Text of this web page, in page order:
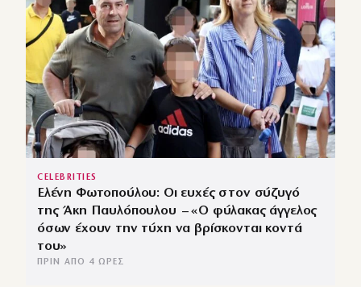
CELEBRITIES
Ελένη Φωτοπούλου: Οι ευχές στον σύζυγό
της Άκη Παυλόπουλου – «Ο φύλακας άγγελος
όσων έχουν την τύχη να βρίσκονται κοντά
του»
ΠΡΙΝ ΑΠΌ 4 ΏΡΕΣ